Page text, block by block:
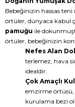
Bebeğinizin hassas teni
örtüler, dünyaca kabul
pamuğu ile
örtüler, bebeğinizin
Nefes Alan
terlemez, hava
idealdir.
Çok Amaçlı
emzirme örtüsü,
kurulama bezi